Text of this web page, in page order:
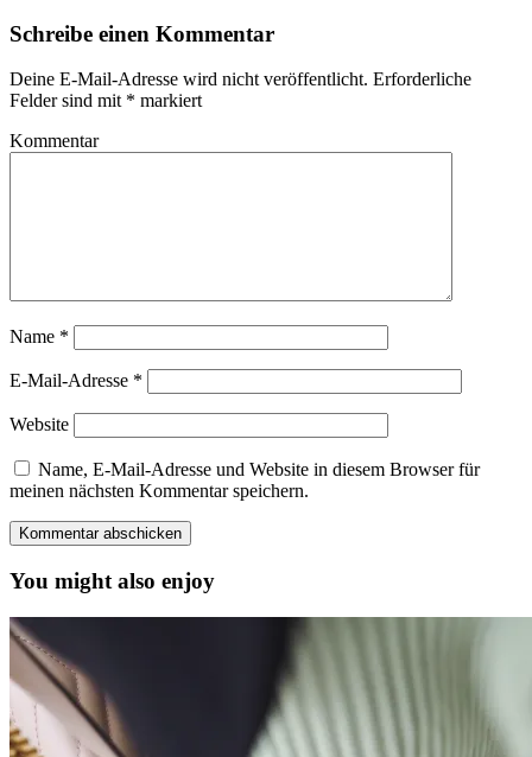
Schreibe einen Kommentar
Deine E-Mail-Adresse wird nicht veröffentlicht. Erforderliche
Felder sind mit * markiert
Kommentar
Name *
E-Mail-Adresse *
Website
Name, E-Mail-Adresse und Website in diesem Browser für
meinen nächsten Kommentar speichern.
You might also enjoy